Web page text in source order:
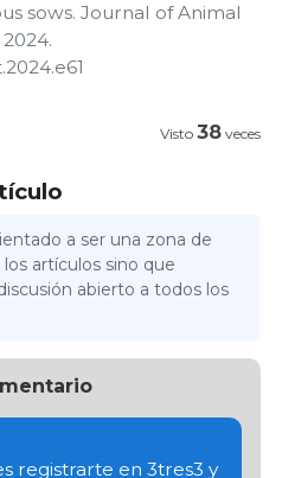
sows. Journal of Animal
Visto 38 veces
a ser una zona de
artículos sino que
abierto a todos los
registrarte en 3tres3 y